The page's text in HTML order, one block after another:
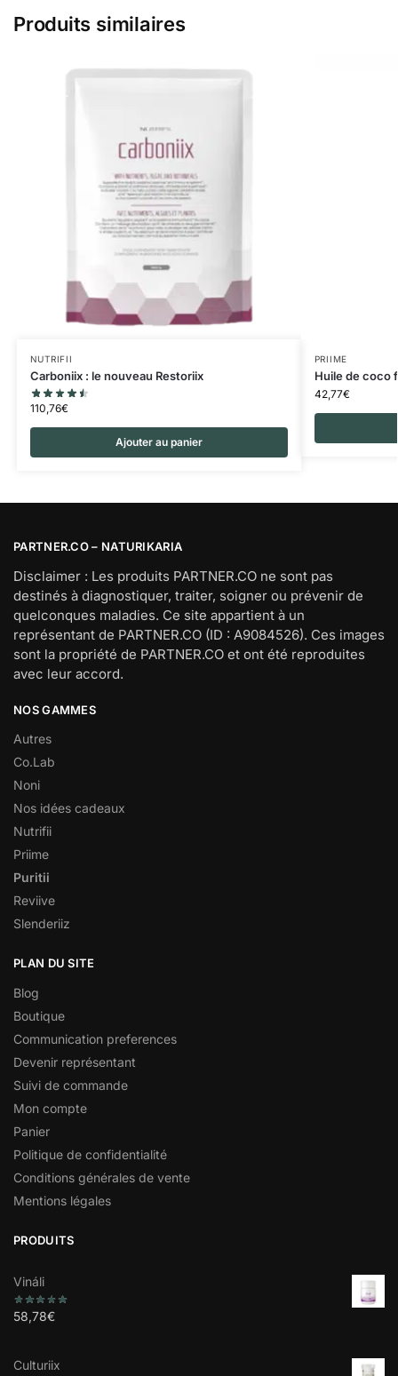
Produits similaires
NUTRIFII
Carboniix : le nouveau Restoriix
110,76€
Ajouter au panier
PRIIME
Huile de coco
42,77€
PARTNER.CO – NATURIKARIA
Disclaimer : Les produits PARTNER.CO ne sont pas
destinés à diagnostiquer, traiter, soigner ou prévenir de
quelconques maladies. Ce site appartient à un
représentant de PARTNER.CO (ID : A9084526). Ces images
sont la propriété de PARTNER.CO et ont été reproduites
avec leur accord.
NOS GAMMES
Autres
Co.Lab
Noni
Nos idées cadeaux
Nutrifii
Priime
Puritii
Reviive
Slenderiiz
PLAN DU SITE
Blog
Boutique
Communication preferences
Devenir représentant
Suivi de commande
Mon compte
Panier
Politique de confidentialité
Conditions générales de vente
Mentions légales
PRODUITS
Vináli
58,78€
Culturiix